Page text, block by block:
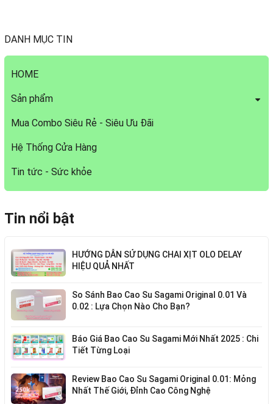
DANH MỤC TIN
HOME
Sản phẩm
Mua Combo Siêu Rẻ - Siêu Ưu Đãi
Hệ Thống Cửa Hàng
Tin tức - Sức khỏe
Tin nổi bật
HƯỚNG DẪN SỬ DỤNG CHAI XỊT OLO DELAY
HIỆU QUẢ NHẤT
So Sánh Bao Cao Su Sagami Original 0.01 Và
0.02 : Lựa Chọn Nào Cho Bạn?
Báo Giá Bao Cao Su Sagami Mới Nhất 2025 : Chi
Tiết Từng Loại
Review Bao Cao Su Sagami Original 0.01: Mỏng
Nhất Thế Giới, Đỉnh Cao Công Nghệ